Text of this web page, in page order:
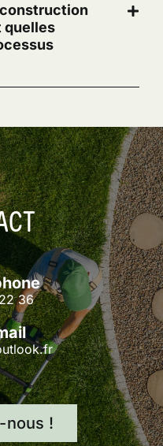
quelles
36
nous !